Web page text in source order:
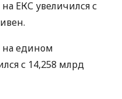
на ЕКС увеличился с
на едином
с 14,258 млрд